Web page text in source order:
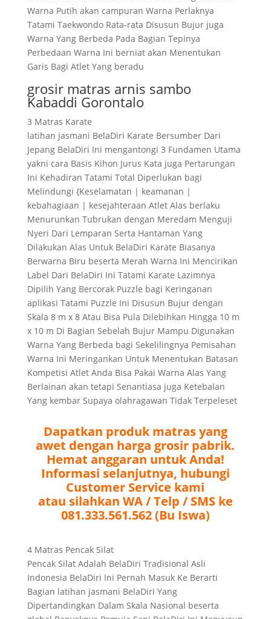
Warna Putih akan campuran Warna Perlaknya
Tatami Taekwondo Rata-rata Disusun Bujur juga
Warna Yang Berbeda Pada Bagian Tepinya
Perbedaan Warna Ini berniat akan Menentukan
Garis Bagi Atlet Yang beradu
grosir matras arnis sambo
Kabaddi Gorontalo
3 Matras Karate
latihan jasmani BelaDiri Karate Bersumber Dari
Jepang BelaDiri Ini mengantongi 3 Fundamen Utama
yakni cara Basis Kihon Jurus Kata juga Pertarungan
Ini Kehadiran Tatami Total Diperlukan bagi
Melindungi {Keselamatan | keamanan |
kebahagiaan | kesejahteraan Atlet Alas berlaku
Menurunkan Tubrukan dengan Meredam Menguji
Nyeri Dari Lemparan Serta Hantaman Yang
Dilakukan Alas Untuk BelaDiri Karate Biasanya
Berwarna Biru beserta Merah Warna Ini Mencirikan
Label Dari BelaDiri Ini Tatami Karate Lazimnya
Dipilih Yang Bercorak Puzzle bagi Keringanan
aplikasi Tatami Puzzle Ini Disusun Bujur dengan
Skala 8 m x 8 Atau Bisa Pula Dilebihkan Hingga 10 m
x 10 m Di Bagian Sebelah Bujur Mampu Digunakan
Warna Yang Berbeda bagi Sekelilingnya Pemisahan
Warna Ini Meringankan Untuk Menentukan Batasan
Kompetisi Atlet Anda Bisa Pakai Warna Alas Yang
Berlainan akan tetapi Senantiasa juga Ketebalan
Yang kembar Supaya olahragawan Tidak Terpeleset
Dapatkan produk matras yang
awet dengan harga grosir pabrik.
Hemat anggaran untuk Anda!
Informasi selanjutnya, hubungi
Customer Service kami
atau silahkan WA / Telp / SMS ke
081.333.561.562 (Bu Iswa)
4 Matras Pencak Silat
Pencak Silat Adalah BelaDiri Tradisional Asli
Indonesia BelaDiri Ini Pernah Masuk Ke Berarti
Bagian latihan jasmani BelaDiri Yang
Dipertandingkan Dalam Skala Nasional beserta